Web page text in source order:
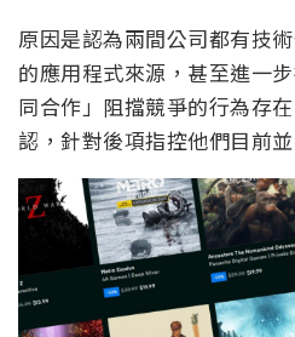
原因是認為兩間公司都有技
的應用程式來源，甚至進一
同合作」阻擋競爭的行為存
認，針對後項指控他們目前